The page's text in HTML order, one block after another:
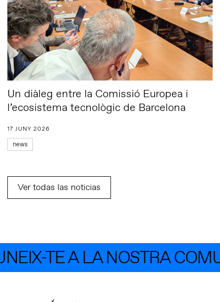
Un diàleg entre la Comissió Europea i
l’ecosistema tecnològic de Barcelona
17 JUNY 2026
news
Ver todas las noticias
TE A LA NOSTRA